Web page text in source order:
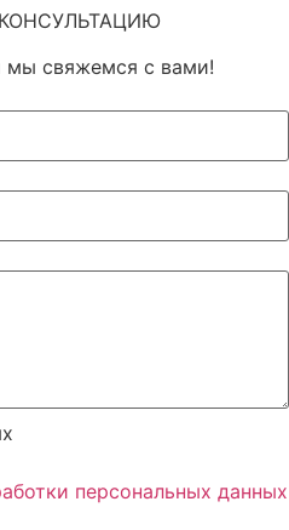
мы свяжемся с вами!
персональных данных